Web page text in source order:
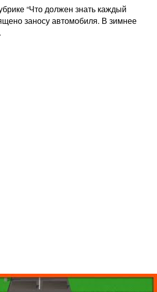
“Что должен знать каждый
заносу автомобиля. В зимнее